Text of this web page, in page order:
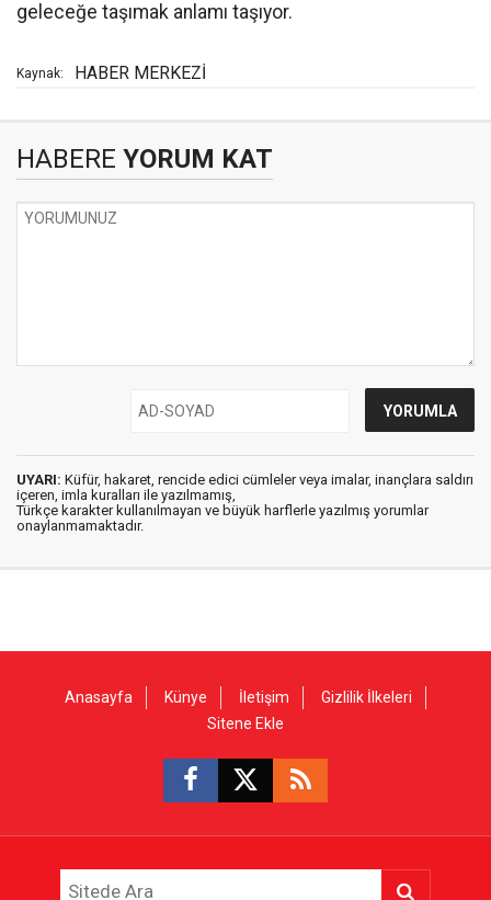
geleceğe taşımak anlamı taşıyor.
Kaynak: HABER MERKEZİ
HABERE YORUM KAT
UYARI: Küfür, hakaret, rencide edici cümleler veya imalar, inançlara saldırı
içeren, imla kuralları ile yazılmamış,
Türkçe karakter kullanılmayan ve büyük harflerle yazılmış yorumlar
onaylanmamaktadır.
Anasayfa Künye İletişim
Gizlilik İlkeleri
Sitene Ekle